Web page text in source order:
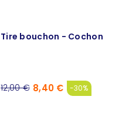
Tire bouchon - Cochon
12,00 € 8,40 € -30%